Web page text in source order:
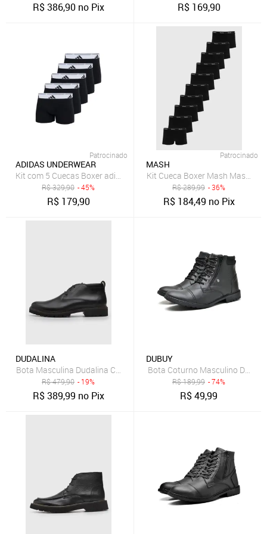
R$386,90no Pix R$ 169,90
Patrocinado
ADIDAS UNDERWEAR
Kit com 5 Cuecas Boxer adidas Underwear Preto
R$329,90 - 45%
R$ 179,90
Patrocinado
MASH
Kit Cueca Boxer Mash
R$289,99 - 36%
R$ 184,49 no Pix
DUDALINA
Bota Masculina Dudalina Cano Curto Preta
R$479,90 - 19%
R$389,99 no Pix
DUBUY
Bota Coturno Masculino
R$189,99 - 74%
R$49,99